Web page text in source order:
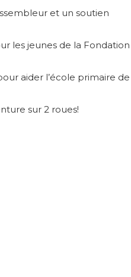
et un soutien
les jeunes de la Fondation
aider l’école primaire de
sur 2 roues!